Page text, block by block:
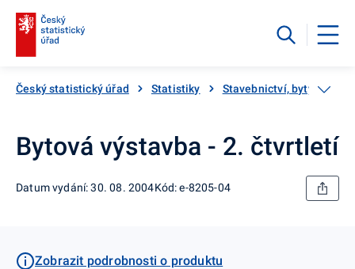
Český statistický úřad Statistiky Stavebnictví, byty
Bytová výstavba - 2. čtvrtletí
Datum vydání: 30. 08. 2004Kód: e-8205-04
Zobrazit podrobnosti o produktu